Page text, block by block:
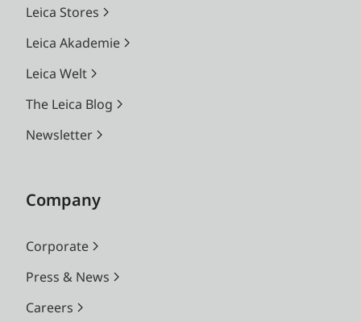
Leica Stores
Leica Akademie
Leica Welt
The Leica Blog
Newsletter
Company
Corporate
Press & News
Careers